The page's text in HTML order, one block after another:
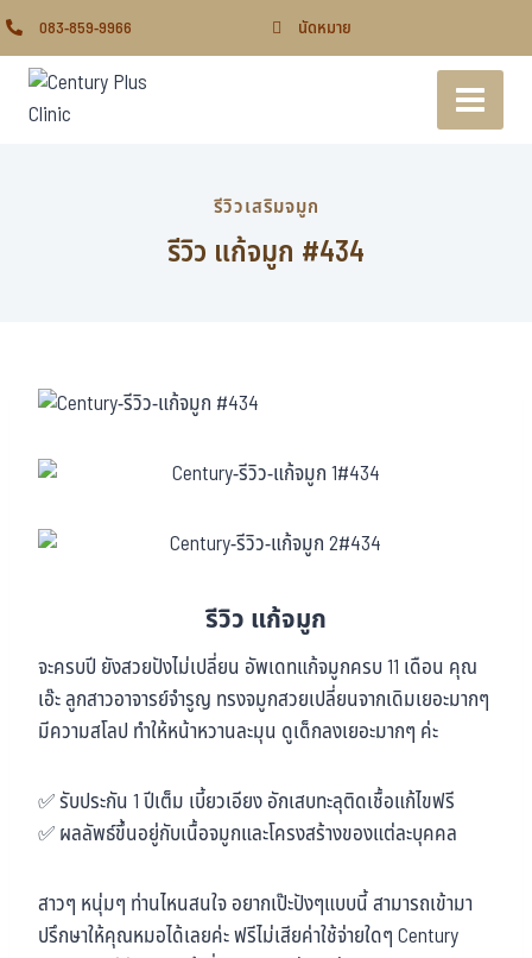
083-859-9966 นัดหมาย
รีวิวเสริมจมูก
รีวิว แก้จมูก #434
รีวิว แก้จมูก
จะครบปี ยังสวยปังไม่เปลี่ยน อัพเดทแก้จมูกครบ 11 เดือน คุณ
เอ๊ะ ลูกสาวอาจารย์จำรูญ ทรงจมูกสวยเปลี่ยนจากเดิมเยอะมากๆ
มีความสโลป ทำให้หน้าหวานละมุน ดูเด็กลงเยอะมากๆ ค่ะ
✅ รับประกัน 1 ปีเต็ม เบี้ยวเอียง อักเสบทะลุติดเชื้อแก้ไขฟรี
✅ ผลลัพธ์ขึ้นอยู่กับเนื้อจมูกและโครงสร้างของแต่ละบุคคล
สาวๆ หนุ่มๆ ท่านไหนสนใจ อยากเป๊ะปังๆแบบนี้ สามารถเข้ามา
ปรึกษาให้คุณหมอได้เลยค่ะ ฟรีไม่เสียค่าใช้จ่ายใดๆ Century